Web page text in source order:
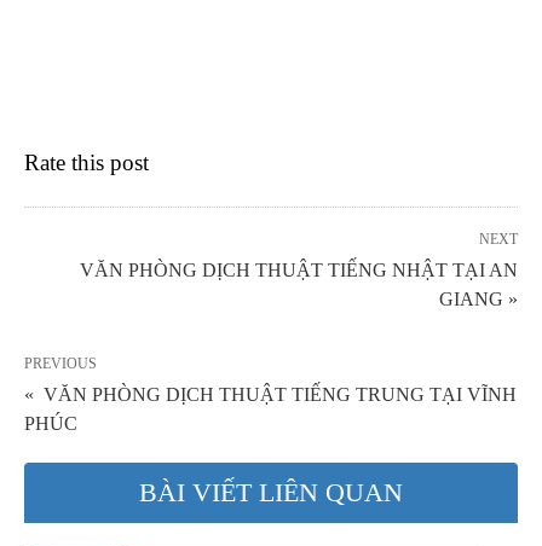
Rate this post
NEXT
VĂN PHÒNG DỊCH THUẬT TIẾNG NHẬT TẠI AN
GIANG »
PREVIOUS
« VĂN PHÒNG DỊCH THUẬT TIẾNG TRUNG TẠI VĨNH
PHÚC
BÀI VIẾT LIÊN QUAN